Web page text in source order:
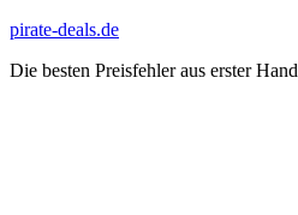
Zum
springen
pirate-deals.de
Die besten Preisfehler aus erster Hand